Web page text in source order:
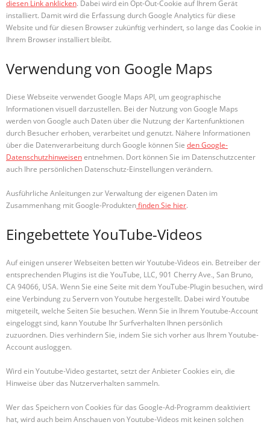
diesen Link anklicken. Dabei wird ein Opt-Out-Cookie auf Ihrem Gerät
installiert. Damit wird die Erfassung durch Google Analytics für diese
Website und für diesen Browser zukünftig verhindert, so lange das Cookie in
Ihrem Browser installiert bleibt.
Verwendung von Google Maps
Diese Webseite verwendet Google Maps API, um geographische
Informationen visuell darzustellen. Bei der Nutzung von Google Maps
werden von Google auch Daten über die Nutzung der Kartenfunktionen
durch Besucher erhoben, verarbeitet und genutzt. Nähere Informationen
über die Datenverarbeitung durch Google können Sie den Google-
Datenschutzhinweisenentnehmen. Dort können Sie im Datenschutzcenter
auch Ihre persönlichen Datenschutz-Einstellungen verändern.
Ausführliche Anleitungen zur Verwaltung der eigenen Daten im
Zusammenhang mit Google-Produktenfinden Sie hier.
Eingebettete YouTube-Videos
Auf einigen unserer Webseiten betten wir Youtube-Videos ein. Betreiber der
entsprechenden Plugins ist die YouTube, LLC, 901 Cherry Ave., San Bruno,
CA 94066, USA. Wenn Sie eine Seite mit dem YouTube-Plugin besuchen, wird
eine Verbindung zu Servern von Youtube hergestellt. Dabei wird Youtube
mitgeteilt, welche Seiten Sie besuchen. Wenn Sie in Ihrem Youtube-Account
eingeloggt sind, kann Youtube Ihr Surfverhalten Ihnen persönlich
zuzuordnen. Dies verhindern Sie, indem Sie sich vorher aus Ihrem Youtube-
Account ausloggen.
Wird ein Youtube-Video gestartet, setzt der Anbieter Cookies ein, die
Hinweise über das Nutzerverhalten sammeln.
Wer das Speichern von Cookies für das Google-Ad-Programm deaktiviert
hat, wird auch beim Anschauen von Youtube-Videos mit keinen solchen